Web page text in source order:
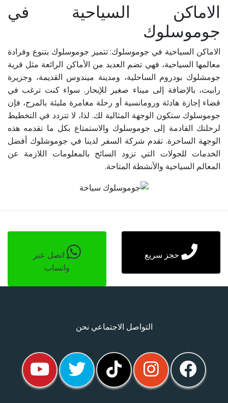
الاماكن السياحية في
جوموسلوك
الاماكن السياحية في جوموسلوك: تتميز جوموسلوك بتنوع وفرادة
معالمها السياحية، فهي تضم العديد من الأماكن الرائعة مثل قرية
جومشلوك بودروم الساحلية، ومدينة ميندوس القديمة، وجزيرة
رابيت، بالإضافة إلى ميناء صغير للإبحار. سواء كنت ترغب في
قضاء إجازة هادئة ورومانسية أو رحلة مغامرة مليئة بالمرح، فإن
جوموسلوك ستكون الوجهة المثالية لك. لذا، لا تتردد في التخطيط
لرحلتك القادمة إلى جوموسلوك والاستمتاع بكل ما تقدمه هذه
الوجهة الساحرة. تقدم شركة السفر لدينا في جوموشلوك أفضل
الخدمات للجولات التي تزود السائح بالمعلومات اللازمة عن
المعالم السياحية والأنشطة المتاحة.
حجز سريع
اتصل عبر
واتساب
التواصل الاجتماعي نحن